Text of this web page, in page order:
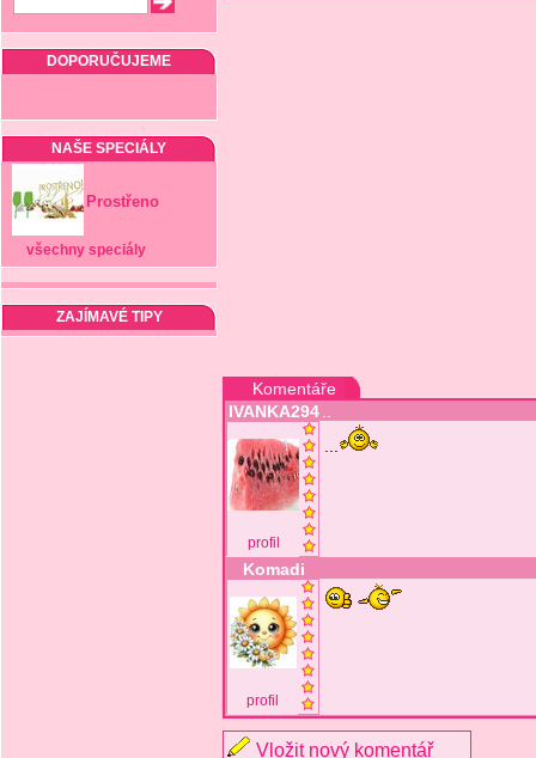
DOPORUČUJEME
NAŠE SPECIÁLY
Prostřeno
všechny speciály
ZAJÍMAVÉ TIPY
Komentáře
IVANKA294
profil
Komadi
profil
Vložit nový komentář